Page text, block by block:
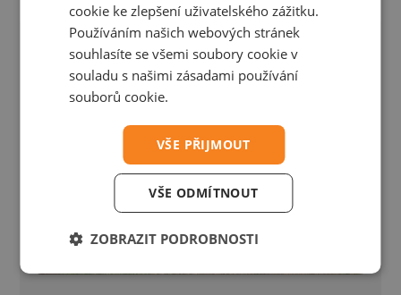
cookie ke zlepšení uživatelského zážitku.
Používáním našich webových stránek
souhlasíte se všemi soubory cookie v
souladu s našimi zásadami používání
souborů cookie.
VŠE PŘIJMOUT
VŠE ODMÍTNOUT
ZOBRAZIT PODROBNOSTI